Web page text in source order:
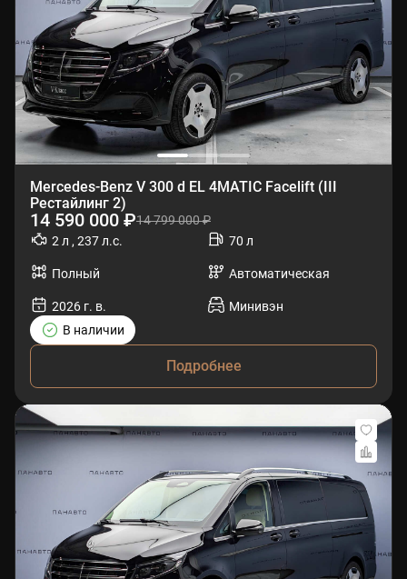
Mercedes-Benz V 300 d EL 4MATIC Facelift (III
Рестайлинг 2)
14 590 000 ₽14 799 000 ₽
2 л , 237 л.с.
70 л
Полный Автоматическая
2026 г. в.
Минивэн
В наличии
Подробнее